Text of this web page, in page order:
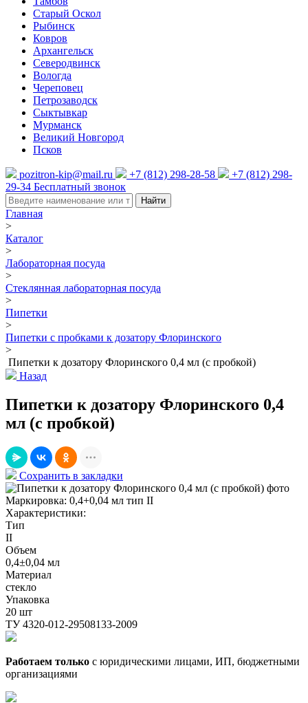
Старый Оскол
Рыбинск
Ковров
Архангельск
Северодвинск
Вологда
Череповец
Петрозаводск
Сыктывкар
Мурманск
Великий Новгород
Псков
pozitron-kip@mail.ru +7 (812) 298-28-58
+7 (812) 298-
29-34 Бесплатный звонок
Найти
Главная
>
Каталог
>
Лабораторная посуда
>
Стеклянная лабораторная посуда
>
Пипетки
>
Пипетки с пробками к дозатору Флоринского
>
Пипетки к дозатору Флоринского 0,4 мл (с пробкой)
Назад
Пипетки к дозатору Флоринского 0,4
мл (с пробкой)
Сохранить в закладки
Маркировка: 0,4+0,04 мл тип II
Характеристики:
Тип
II
Объем
0,4±0,04 мл
Материал
стекло
Упаковка
20 шт
ТУ 4320-012-29508133-2009
Работаем только с юридическими лицами, ИП, бюджетными
организациями